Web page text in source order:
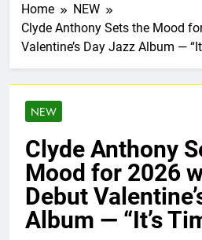
Home
NEW
Clyde Anthony Sets the Mood
Valentine’s Day Jazz Album —
NEW
Clyde Anthony
Mood for 2026
Debut
Album — “It’s